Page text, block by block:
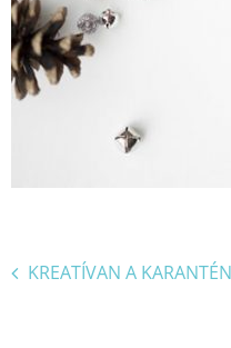
Bejegyzés
KREATÍVAN A